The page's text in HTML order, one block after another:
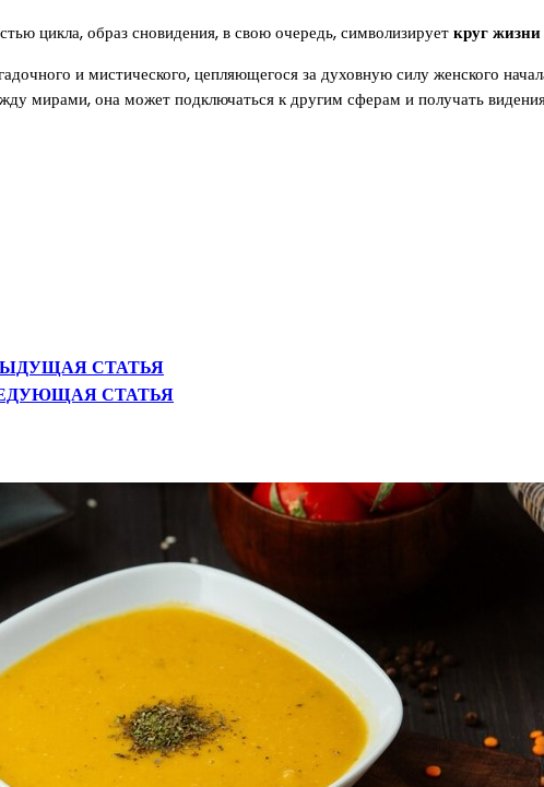
цикла, образ сновидения, в свою очередь, символизируеткруг жизни
и мистического, цепляющегося за духовную силу женского
мирами, она может подключаться к другим сферам и получать
СТАТЬЯ
СТАТЬЯ